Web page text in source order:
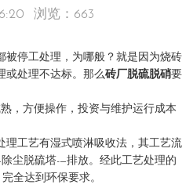
浏览： 663
被停工处理，为哪般？就是因为烧砖
或处理不达标。那么砖厂脱硫脱硝要
，方便操作，投资与维护运行成本
理工艺有湿式喷淋吸收法，其工艺流
尘脱硫塔-—排放。经此工艺处理的
全达到环保要求。